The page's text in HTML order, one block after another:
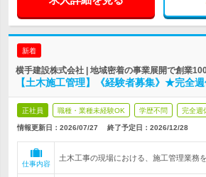
新着
横手建設株式会社 | 地域密着の事業展開で創業
【土木施工管理】《経験者募集》★完全
正社員 職種・業種未経験OK 学歴不問 完全週
情報更新日：2026/07/27 終了予定日： 2026/12/28
仕事内容
土木工事の現場における、施工管理業務